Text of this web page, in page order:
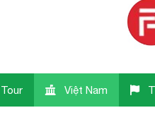
Tour Việt Nam